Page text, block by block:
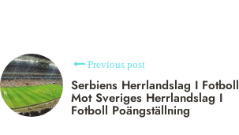
Previous post
Serbiens Herrlandslag I Fotboll
Mot Sveriges Herrlandslag I
Fotboll Poängställning